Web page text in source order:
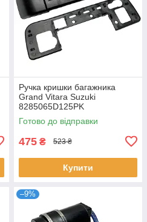
Ручка кришки багажника
Grand Vitara Suzuki
8285065D125PK
8285065D115PK
Готово до відправки
475 ₴ 523 ₴
Купити
–9%